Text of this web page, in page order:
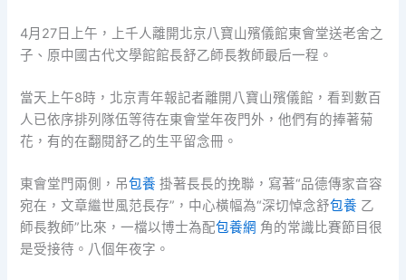
4月27日上午，上千人離開北京八寶山殯儀館東會堂送老舍之
子、原中國古代文學館館長舒乙師長教師最后一程。
當天上午8時，北京青年報記者離開八寶山殯儀館，看到數百
人已依序排列隊伍等待在東會堂年夜門外，他們有的捧著菊
花，有的在翻閱舒乙的生平留念冊。
東會堂門兩側，吊包養 掛著長長的挽聯，寫著“品德傳家音容
宛在，文章繼世風范長存”，中心橫幅為“深切悼念舒包養 乙
師長教師”比來，一檔以博士為配包養網 角的常識比賽節目很
是受接待。八個年夜字。